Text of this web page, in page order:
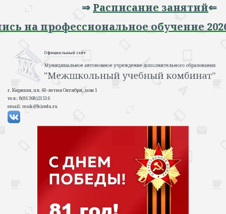
⇒ Расписание занятий⇐
на профессиональное обучение
г. Кириши, пл. 60-летия Октября, дом 1
тел.: 8(81368)21516
email: muk@kiredu.ru